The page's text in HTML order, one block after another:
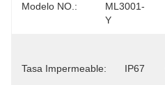
Modelo NO.:
ML3001-
Y
Tasa Impermeable: IP67